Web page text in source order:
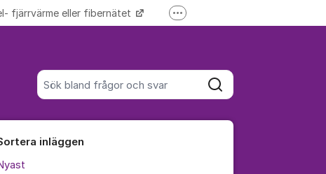
Sök bland alla inlägg
Sök
fjärrvärme eller fibernätet Fler supportlänkar
inläggen